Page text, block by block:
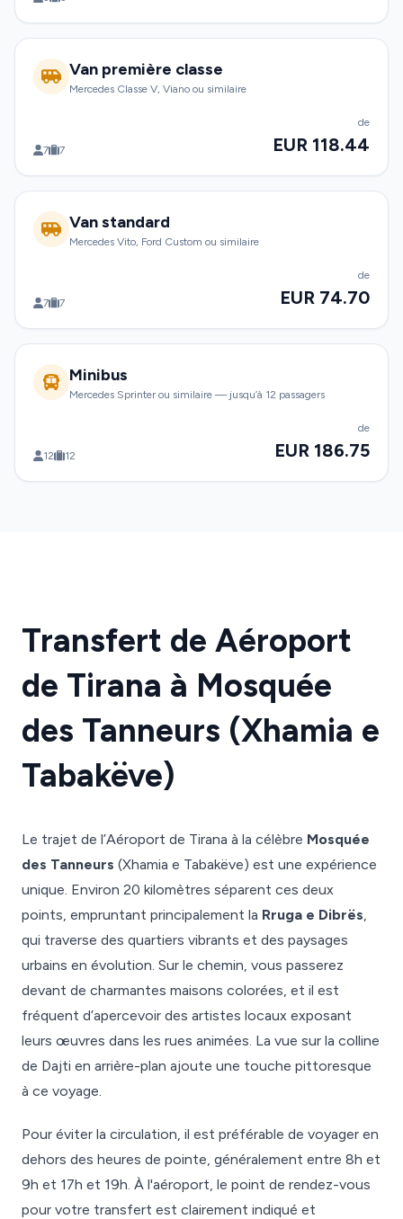
Van première classe
Mercedes Classe V, Viano ou similaire
7 7
de
EUR 118.44
Van standard
Mercedes Vito, Ford Custom ou similaire
7 7
de
EUR 74.70
Minibus
Mercedes Sprinter ou similaire — jusqu’à 12 passagers
12 12
de
EUR 186.75
Transfert de Aéroport
de Tirana à Mosquée
des Tanneurs (Xhamia e
Tabakëve)
Le trajet de l’Aéroport de Tirana à la célèbre Mosquée
des Tanneurs (Xhamia e Tabakëve) est une expérience
unique. Environ 20 kilomètres séparent ces deux
points, empruntant principalement la Rruga e Dibrës,
qui traverse des quartiers vibrants et des paysages
urbains en évolution. Sur le chemin, vous passerez
devant de charmantes maisons colorées, et il est
fréquent d’apercevoir des artistes locaux exposant
leurs œuvres dans les rues animées. La vue sur la colline
de Dajti en arrière-plan ajoute une touche pittoresque
à ce voyage.
Pour éviter la circulation, il est préférable de voyager en
dehors des heures de pointe, généralement entre 8h et
9h et 17h et 19h. À l'aéroport, le point de rendez-vous
pour votre transfert est clairement indiqué et